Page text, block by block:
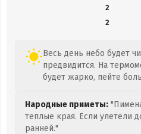
2
2
Весь день небо будет
предвидится. На
будет жарко, пейте
Народные приметы:
теплые края. Если улетели
ранней."